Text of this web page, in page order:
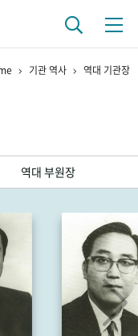
연구자들
영상 기록물
기관 역사 역대 기관장
역대 부원장